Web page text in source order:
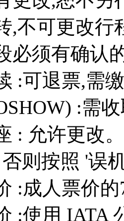
,不可更改行
必须有确认
:可退票,需
:需
: 允许更改
则按照 '误
:成人票价的
:使用 IATA